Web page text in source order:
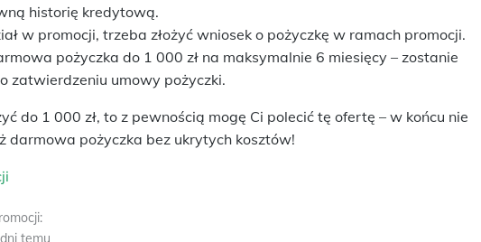
historię kredytową.
w promocji, trzeba złożyć wniosek o pożyczkę w ramach promocji.
pożyczka do 1 000 zł na maksymalnie 6 miesięcy – zostanie
zatwierdzeniu umowy pożyczki.
do 1 000 zł, to z pewnością mogę Ci polecić tę ofertę – w końcu nie
darmowa pożyczka bez ukrytych kosztów!